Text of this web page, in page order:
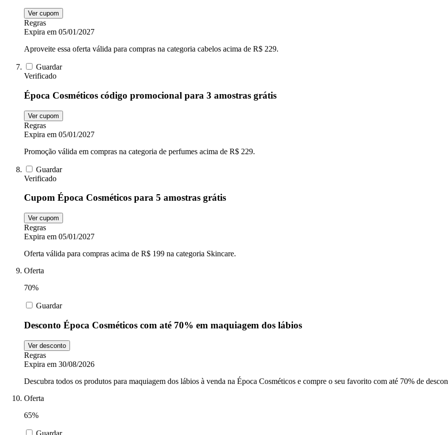
Ver cupom
Regras
Expira em 05/01/2027
Aproveite essa oferta válida para compras na categoria cabelos acima de R$ 229.
Guardar
Verificado
Época Cosméticos código promocional para 3 amostras grátis
Ver cupom
Regras
Expira em 05/01/2027
Promoção válida em compras na categoria de perfumes acima de R$ 229.
Guardar
Verificado
Cupom Época Cosméticos para 5 amostras grátis
Ver cupom
Regras
Expira em 05/01/2027
Oferta válida para compras acima de R$ 199 na categoria Skincare.
Oferta
70%
Guardar
Desconto Época Cosméticos com até 70% em maquiagem dos lábios
Ver desconto
Regras
Expira em 30/08/2026
Descubra todos os produtos para maquiagem dos lábios à venda na Época Cosméticos e compre o seu favorito com até 70% de
Oferta
65%
Guardar